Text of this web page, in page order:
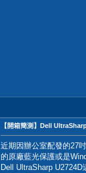
【開箱簡測】Dell
近期因辦公室配發的27
的原廠藍光保護或是
Dell UltraSharp